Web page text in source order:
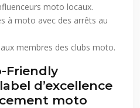
moto locaux.
à moto avec des arrêts au
membres des clubs moto.
Friendly
d’excellence
moto